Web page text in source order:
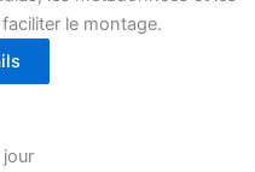
le montage.
jour